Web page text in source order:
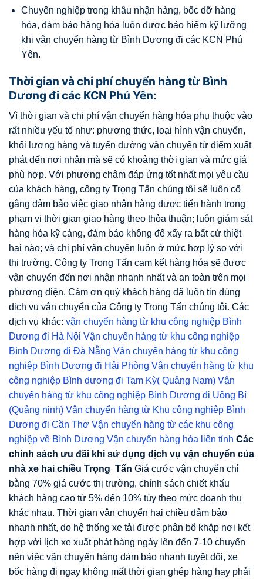
Chuyên nghiệp trong khâu nhận hàng, bốc dỡ hàng
hóa, đảm bảo hàng hóa luôn được bảo hiểm kỹ lưỡng
khi vận chuyển hàng từ Bình Dương đi các KCN Phú
Yên.
Thời gian và chi phí chuyển hàng từ Bình
Dương đi các KCN Phú Yên:
Vì thời gian và chi phí vận chuyển hàng hóa phụ thuộc vào
rất nhiều yếu tố như: phương thức, loại hình vận chuyển,
khối lượng hàng và tuyến đường vận chuyển từ điểm xuất
phát đến nơi nhận mà sẽ có khoảng thời gian và mức giá
phù hợp. Với phương châm đáp ứng tốt nhất mọi yêu cầu
của khách hàng, công ty Trọng Tấn chúng tôi sẽ luôn cố
gắng đảm bảo việc giao nhận hàng được tiến hành trong
phạm vi thời gian giao hàng theo thỏa thuận; luôn giám sát
hàng hóa kỹ càng, đảm bảo không để xẩy ra bất cứ thiệt
hại nào; và chi phí vận chuyển luôn ở mức hợp lý so với
thị trường. Công ty Trọng Tấn cam kết hàng hóa sẽ được
vận chuyển đến nơi nhận nhanh nhất và an toàn trên mọi
phương diện. Cám ơn quý khách hàng đã luôn tin dùng
dịch vụ vận chuyển của Công ty Trọng Tấn chúng tôi. Các
dịch vụ khác: vận chuyển hàng từ khu công nghiệp Bình
Dương đi Hà Nội Vận chuyển hàng từ khu công nghiệp
Bình Dương đi Đà Nẵng Vận chuyển hàng từ khu công
nghiệp Bình Dương đi Hải Phòng Vận chuyển hàng từ khu
công nghiệp Bình dương đi Tam Kỳ( Quảng Nam) Vận
chuyển hàng từ khu công nghiệp Bình Dương đi Uông Bí
(Quảng ninh) Vận chuyển hàng từ Khu công nghiệp Bình
Dương đi Cần Thơ Vận chuyển hàng từ các khu công
nghiệp về Bình Dương Vận chuyển hàng hóa liên tỉnh Các
chính sách ưu đãi khi sử d ụng d ịch vụ vận chuyển của
nhà xe hai chiều Trọng Tấn Giá cước vận chuyển chỉ
bằng 70% giá cước thị trường, chính sách chiết khấu
khách hàng cao từ 5% đến 10% tùy theo mức doanh thu
khác nhau. Thời gian vận chuyển hai chiều đảm bảo
nhanh nhất, do hệ thống xe tải được phân bổ khắp nơi kết
hợp với lịch xe xuất phát hàng ngày lên đến 7-10 chuyến
nên việc vận chuyển hàng đảm bảo nhanh tuyệt đối, xe
bốc hàng đi ngay không mất thời gian ghép hàng hay phải